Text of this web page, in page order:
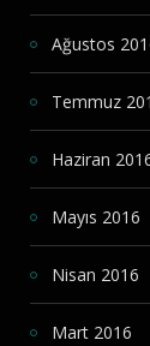
Ağustos
Temmuz
Haziran
Mayıs 2016
Nisan 2016
Mart 2016